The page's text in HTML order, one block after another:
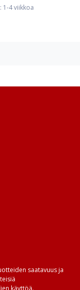
4 viikkoa
saatavuus ja
käyttöä.